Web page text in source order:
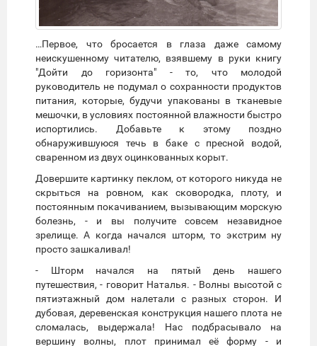
…Первое, что бросается в глаза даже самому
неискушенному читателю, взявшему в руки книгу
"Дойти до горизонта" - то, что молодой
руководитель не подумал о сохранности продуктов
питания, которые, будучи упакованы в тканевые
мешочки, в условиях постоянной влажности быстро
испортились. Добавьте к этому поздно
обнаружившуюся течь в баке с пресной водой,
сваренном из двух оцинкованных корыт.
Довершите картинку пеклом, от которого никуда не
скрыться на ровном, как сковородка, плоту, и
постоянным покачиванием, вызывающим морскую
болезнь, - и вы получите совсем незавидное
зрелище. А когда начался шторм, то экстрим ну
просто зашкаливал!
- Шторм начался на пятый день нашего
путешествия, - говорит Наталья. - Волны высотой с
пятиэтажный дом налетали с разных сторон. И
дубовая, деревенская конструкция нашего плота не
сломалась, выдержала! Нас подбрасывало на
вершину волны, плот принимал её форму - и